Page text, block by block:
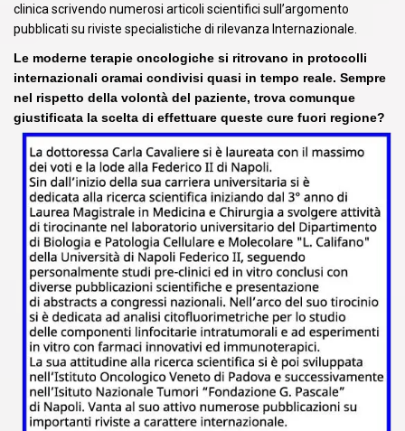
clinica scrivendo numerosi articoli scientifici sull’argomento
pubblicati su riviste specialistiche di rilevanza Internazionale.
Le moderne terapie oncologiche si ritrovano in protocolli
internazionali oramai condivisi quasi in tempo reale. Sempre
nel rispetto della volontà del paziente, trova comunque
giustificata la scelta di effettuare queste cure fuori regione?